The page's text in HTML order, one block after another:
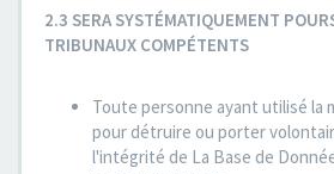
2.3 SERA SYSTÉMATIQUEMENT
TRIBUNAUX COMPÉTENTS
Toute personne ayant utilisé la
pour détruire ou porter
l'intégrité de La Base de